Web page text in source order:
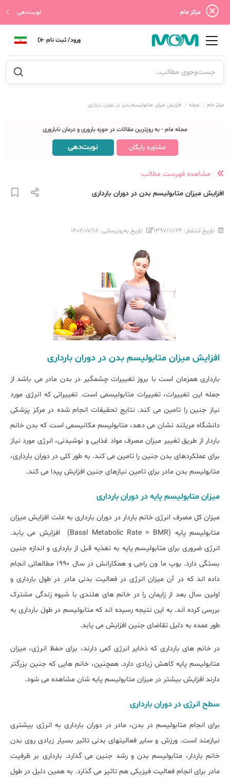
مرکز مام نوبت‌دهی
ورود/ ثبت نام
مرکز مام مجله افزایش میزان متابولیسم بدن در دوران بارداری
مجله مام - به روزترین مقالات در حوزه باروری و درمان ناباروری
مشاوره رایگان نوبت‌دهی
مشاهده فهرست مطالب
افزایش میزان متابولیسم بدن در دوران بارداری
تاریخ انتشار: ۱۳۹۷/۱۱/۲۴ تاریخ به‌روزرسانی: ۱۴۰۲/۰۷/۱۸
افزایش میزان متابولیسم بدن در دوران بارداری
بارداری همزمان است با بروز تغییرات چشمگیر در بدن مادر می باشد از
جمله این تغییرات، تغییرات متابولیسمی است. تغییراتی که انرژی مورد
نیاز جنین را تامین می کند. نتایج تحقیقات انجام شده در مرکز پزشکی
دانشگاه مریلند نشان می دهد، متابولیسم مکانیسمی است که بدن خانم
باردار از طریق تغییر میزان مصرف مواد غذایی و نوشیدنی، انرژی مورد نیاز
برای عملکردهای بدن جنین را تامین می کند. به طور کلی در دوران بارداری،
متابولیسم بدن مادر برای تامین نیازهای جنین افزایش پیدا می کند.
میزان متابولیسم پایه در دوران بارداری
میزان کل مصرف انرژی خانم باردار در دوران بارداری به علت افزایش میزان
متابولیسم پایه (Basal Metabolic Rate = BMR) افزایش می یابد.
انرژی ضروری برای متابولیسم پایه به تغذیه قبل از بارداری و اندازه جنین
بستگی دارد. یوپ ما ون راجی و همکارانش در سال 1990 مطالعاتی انجام
داده اند که در آن میزان انرژی در فعالیت بدنی مادر در طول بارداری و
اولین سال بعد از زایمان را در خانم های هلندی با شیوه زندگی مشترک
بررسی کرده اند. به این نتیجه رسیده اند که متابولیسم در طول بارداری به
طور عمده به دلیل تقاضای جنین افزایش می یابد.
در خانم های بارداری که ذخایر انرژی کمی دارند، برای حفظ انرژی، میزان
متابولیسم پایه کاهش زیادی دارد. همچنین، خانم هایی که جنین بزرگتر
دارند افزایش بیشتر در میزان متابولیسم پایه شان مشاهده می شود.
سطح انرژی در دوران بارداری
برای انجام متابولیسم در بدن، مادر در دوران بارداری به انرژی بیشتری
نیازمند است. ورزش و سایر فعالیتهای بدنی تاثیر بسیار زیادی روی بدن
خانم باردار، متابولیسم بدن و رشد جنین می گذارد. بارداری بر ظرفیت
مادر برای انجام فعالیت فیزیکی هم تاثیر می گذارد. به همین دلیل در طول